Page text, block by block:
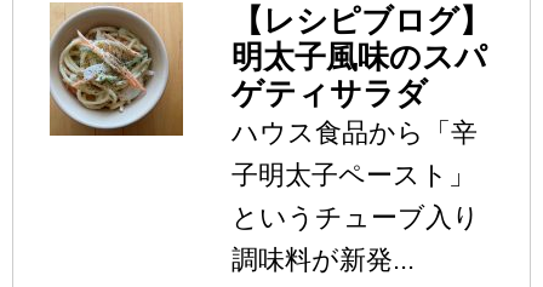
【レシピブログ】
明太子風味のスパ
ゲティサラダ
ハウス食品から「辛
子明太子ペースト」
というチューブ入り
調味料が新発...